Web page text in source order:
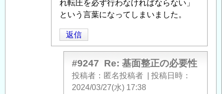
れ転圧を必ず行わなければならない」
という言葉になってしまいました。
返信
#9247 Re: 基面整正の必要性
投稿者 匿名投稿者
投稿日時
2024/03/27(水) 17:38